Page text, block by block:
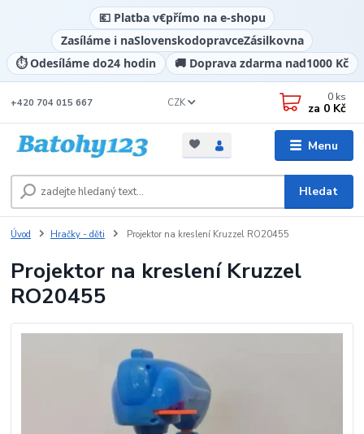
💶 Platba v€přímo na e-shopu
Zasíláme i naSlovenskodopravceZásilkovna
⏱️ Odesíláme do24 hodin 🚚 Doprava zdarma nad1000 Kč
Menu
CZK
Hledat
+420 704 015 667 0 ks
za 0 Kč
Úvod Hračky - děti Projektor na kreslení Kruzzel RO20455
Projektor na kreslení Kruzzel
RO20455